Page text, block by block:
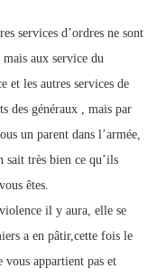
services d’ordres ne sont
aux service du
et les autres services de
des généraux , mais par
un parent dans l’armée,
sait très bien ce qu’ils
êtes.
il y aura, elle se
a en pâtir,cette fois le
vous appartient pas et